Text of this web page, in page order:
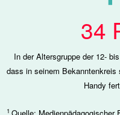
34
In der Altersgruppe der 12-
dass in seinem
Handy
1